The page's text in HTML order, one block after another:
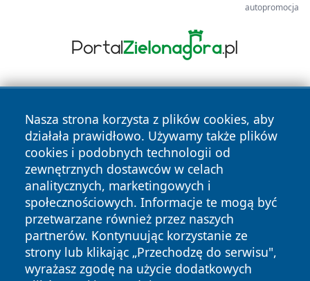
autopromocja
Nasza strona korzysta z plików cookies, aby
działała prawidłowo. Używamy także plików
cookies i podobnych technologii od
zewnętrznych dostawców w celach
analitycznych, marketingowych i
społecznościowych. Informacje te mogą być
przetwarzane również przez naszych
partnerów. Kontynuując korzystanie ze
strony lub klikając „Przechodzę do serwisu",
wyrażasz zgodę na użycie dodatkowych
Copyright © 2026 zyrardowski24.pl Wszystkie prawa
zastrzeżone.
News Autorzy
Polityka
Prywatności
Polityka
Cookies